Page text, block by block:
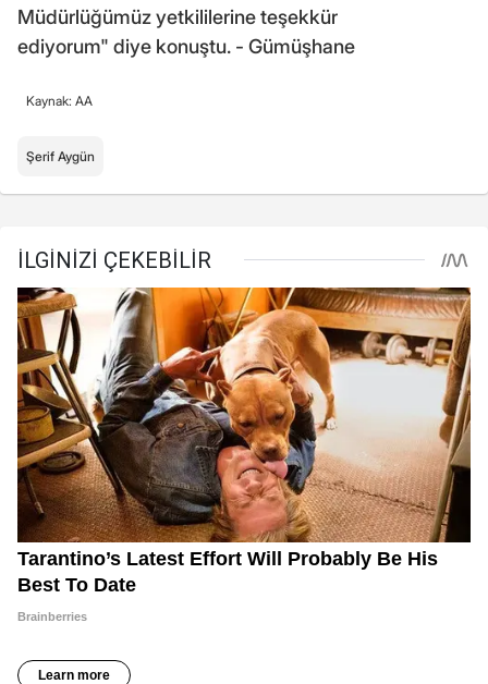
Müdürlüğümüz yetkililerine teşekkür
ediyorum" diye konuştu. - Gümüşhane
Kaynak: AA
Şerif Aygün